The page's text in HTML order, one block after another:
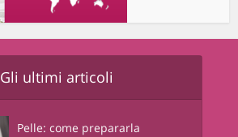
Gli ultimi articoli
Pelle: come prepararla